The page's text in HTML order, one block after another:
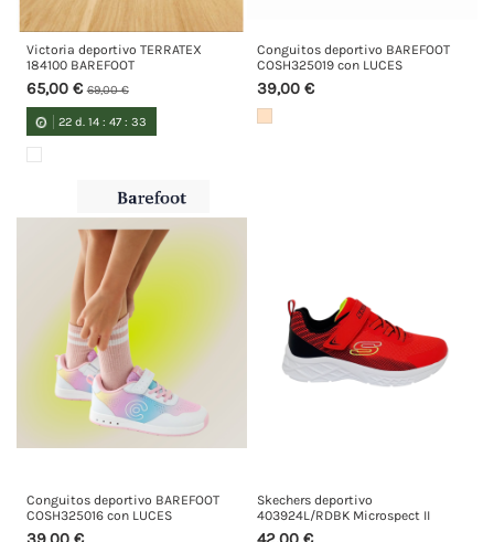
Victoria deportivo TERRATEX
184100 BAREFOOT
65,00 €69,00 €
22 d. 14 :47 :33
Conguitos deportivo BAREFOOT
COSH325019 con LUCES
39,00 €
Conguitos deportivo BAREFOOT
COSH325016 con LUCES
Skechers deportivo
403924L/RDBK Microspect II